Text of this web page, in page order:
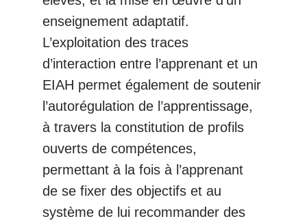
enseignement adaptatif.
L’exploitation des traces
d’interaction entre l’apprenant et un
EIAH permet également de soutenir
l’autorégulation de l’apprentissage,
à travers la constitution de profils
ouverts de compétences,
permettant à la fois à l’apprenant
de se fixer des objectifs et au
système de lui recommander des